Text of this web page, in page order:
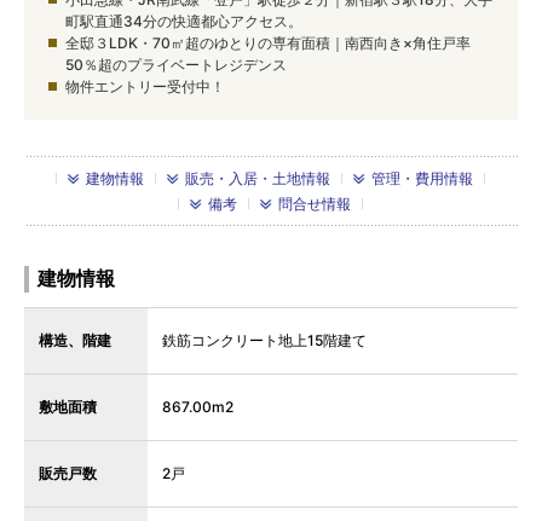
町駅直通34分の快適都心アクセス。
全邸３LDK・70㎡超のゆとりの専有面積｜南西向き×角住戸率
50％超のプライベートレジデンス
物件エントリー受付中！
建物情報 販売・入居・土地情報
管理・費用情報
備考
問合せ情報
建物情報
構造、階建 鉄筋コンクリート地上15階建て
敷地面積 867.00m2
販売戸数 2戸